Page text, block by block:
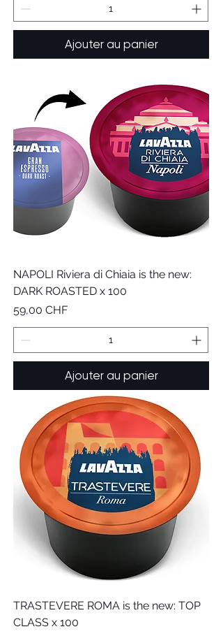
Ajouter au panier
NAPOLI Riviera di Chiaia is the new:
DARK ROASTED x 100
Prix
59,00 CHF
Ajouter au panier
TRASTEVERE ROMA is the new: TOP
CLASS x 100